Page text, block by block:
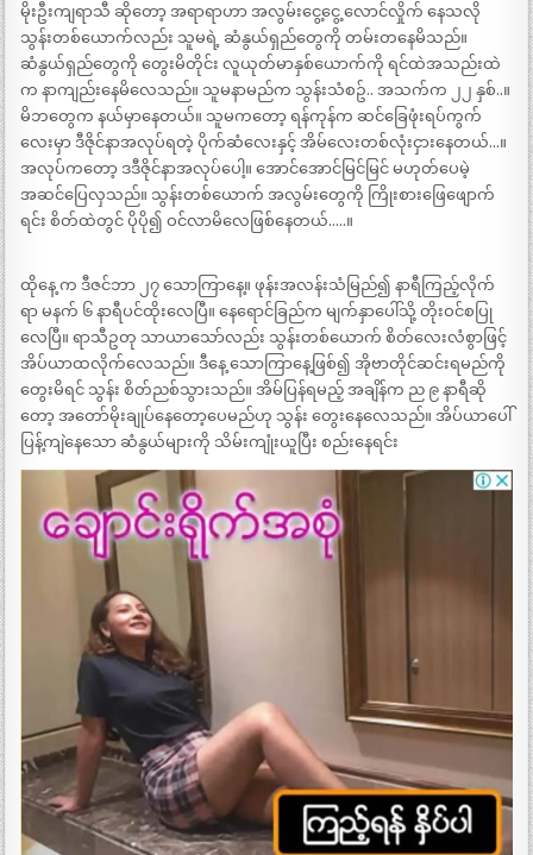
မိုးဦးကျရာသီ ဆိုတော့ အရာရာဟာ အလွမ်းငွေ့ငွေ့ လောင်လှိုက် နေသလို
သွန်းတစ်ယောက်လည်း သူမရဲ့ ဆံနွယ်ရှည်တွေကို တမ်းတ​နေမိသည်။
ဆံနွယ်ရှည်တွေကို​ တွေးမိတိုင်း လူယုတ်မာနှစ်ယောက်ကို ရင်ထဲအသည်းထဲ
က နာကျည်းနေမိလေသည်။ သူမနာမည်က သွန်းသံစဥ်.. အသက်က ၂၂ နှစ်..။
မိဘတွေက နယ်မှာနေတယ်။ သူမကတော့ ရန်ကုန်က ဆင်ခြေဖုံးရပ်ကွက်
လေးမှာ ဒီဇိုင်နာအလုပ်ရတဲ့ ပိုက်ဆံလေးနှင့် အိမ်လေးတစ်လုံးငှားနေတယ်…။
အလုပ်ကတော့ ဒဒီဇိုင်နာအလုပ်ပေါ့။ အောင်အောင်မြင်မြင် မဟုတ်ပေမဲ့
အဆင်ပြေလှသည်။ သွန်းတစ်ယောက် အလွမ်းတွေကို ကြိုးစားဖြေဖျောက်
ရင်း စိတ်ထဲတွင် ပိုပို၍ ဝင်လာမိလေဖြစ်နေတယ်…..။
ထိုနေ့ က ဒီဇင်ဘာ ၂၇ သောကြာနေ့။ ဖုန်းအလန်းသံမြည်၍ နာရီကြည့်လိုက်
ရာ မနက် ၆ နာရီပင်ထိုးလေပြီ။ နေရောင်ခြည်က မျက်နှာပေါ်သို့ တိုးဝင်စပြု
လေပြီ။ ရာသီဥတု သာယာသော်လည်း သွန်းတစ်ယောက် စိတ်လေးလံစွာဖြင့်
အိပ်ယာထလိုက်လေသည်။ ဒီနေ့ သောကြာနေ့ဖြစ်၍ အိုဗာတိုင်ဆင်းရမည်ကို
တွေးမိရင် သွန်း စိတ်ညစ်သွားသည်။ အိမ်ပြန်ရမည့် အချိန်က ည ၉ နာရီဆို
တော့ အတော်မိုးချုပ်နေတော့ပေမည်ဟု သွန်း တွေးနေလေသည်။ အိပ်ယာပေါ်
ပြန့်ကျဲနေသော ဆံနွယ်များကို သိမ်းကျုံးယူပြီး စည်းနေရင်း